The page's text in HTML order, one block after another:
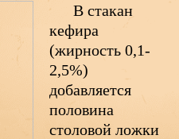
В стакан
кефира
(жирность 0,1-
2,5%)
добавляется
половина
столовой ложки